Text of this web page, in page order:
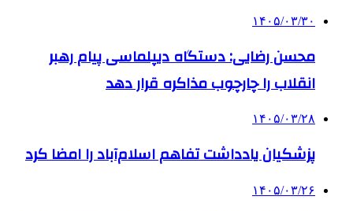
۱۴۰۵/۰۳/۳۰
محسن رضایی: دستگاه دیپلماسی پیام رهبر
انقلاب را چارچوب مذاکره قرار دهد
۱۴۰۵/۰۳/۲۸
پزشکیان یادداشت تفاهم اسلام‌آباد را امضا کرد
۱۴۰۵/۰۳/۲۶